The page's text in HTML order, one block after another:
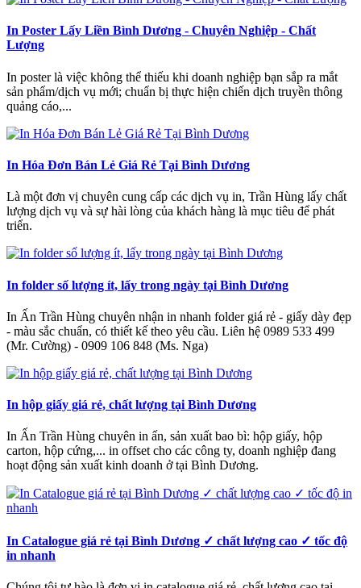
In Poster Lấy Liền Bình Dương - Chuyên Nghiệp - Chất
Lượng
In poster là việc không thể thiếu khi doanh nghiệp bạn sắp ra mắt
sản phẩm/dịch vụ mới; chuẩn bị thực hiện chiến dịch truyền thông
quảng cáo,...
In Hóa Đơn Bán Lẻ Giá Rẻ Tại Bình Dương
Là một đơn vị chuyên cung cấp các dịch vụ in, Trần Hùng lấy chất
lượng dịch vụ và sự hài lòng của khách hàng là mục tiêu để phát
triển.
In folder số lượng ít, lấy trong ngày tại Bình Dương
In Ấn Trần Hùng chuyên nhận in nhanh folder giá rẻ - giấy dày đẹp
- màu sắc chuẩn, có thiết kế theo yêu cầu. Liên hệ 0989 533 499
(Mr. Cường) - 0909 106 848 (Ms. Nga)
In hộp giấy giá rẻ, chất lượng tại Bình Dương
In Ấn Trần Hùng chuyên in ấn, sản xuất bao bì: hộp giấy, hộp
carton, hộp cứng,... in offset cho các công ty, doanh nghiệp đang
hoạt động sản xuất kinh doanh ở tại Bình Dương.
In Catalogue giá rẻ tại Bình Dương ✓ chất lượng cao ✓ tốc độ
in nhanh